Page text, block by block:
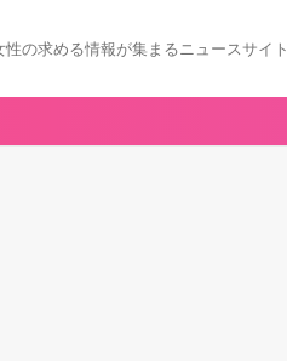
の求める情報が集まるニュースサイト